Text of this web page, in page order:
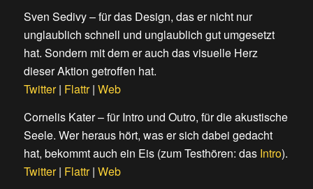
Sven Sedivy – für das Design, das er nicht nur
unglaublich schnell und unglaublich gut umgesetzt
hat. Sondern mit dem er auch das visuelle Herz
dieser Aktion getroffen hat.
Twitter| Flattr| Web
Cornelis Kater – für Intro und Outro, für die akustische
Seele. Wer heraus hört, was er sich dabei gedacht
hat, bekommt auch ein Eis (zum Testhören: das Intro).
Twitter| Flattr| Web